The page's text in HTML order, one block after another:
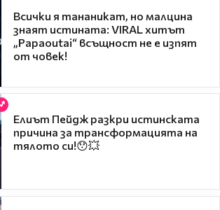
Всички я тананикат, но малцина
знаят истината: VIRAL хитът
„Papaoutai“ всъщност не е изпят
от човек!
Елиът Пейдж разкри истинската
причина за трансформацията на
тялото си!😯💥